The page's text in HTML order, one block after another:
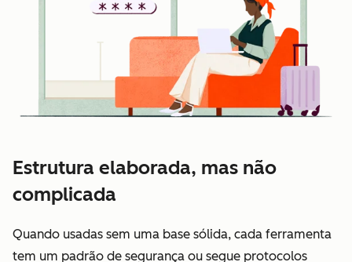
Estrutura elaborada, mas não
complicada
Quando usadas sem uma base sólida, cada ferramenta
tem um padrão de segurança ou segue protocolos